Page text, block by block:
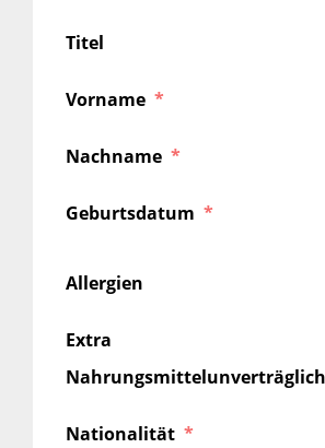
Titel
Vorname
Nachname
Geburtsdatum
Allergien
Extra
Nationalität